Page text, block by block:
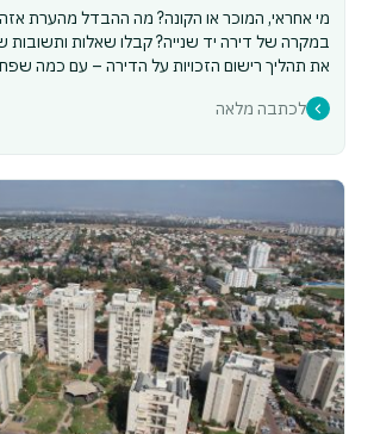
מי אחראי, המוכר או הקונה? מה ההבדל מהערת
במקרה של דירה יד שנייה? קבלו שאלות ותשובות
את תהליך רישום הזכויות על הדירה – עם כמה
לכתבה מלאה